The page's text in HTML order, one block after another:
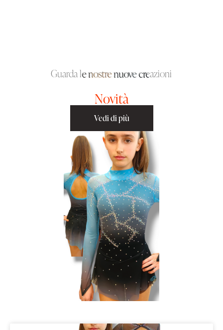
Guarda le nostre nuove creazioni
Novità
Vedi di più